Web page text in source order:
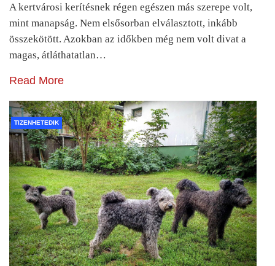
A kertvárosi kerítésnek régen egészen más szerepe volt,
mint manapság. Nem elsősorban elválasztott, inkább
összekötött. Azokban az időkben még nem volt divat a
magas, átláthatatlan…
Read More
TIZENHETEDIK